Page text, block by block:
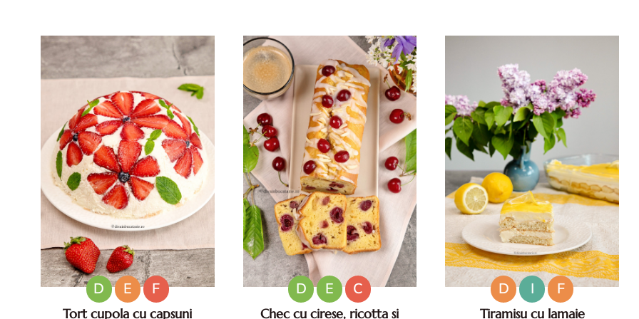
sanatoase.
35°C.
caise. Prajitura pufoasa cu caise.
D E F
Tort cupola cu capsuni
D E C
Chec cu cirese, ricotta si
D I F
Tiramisu cu lamaie